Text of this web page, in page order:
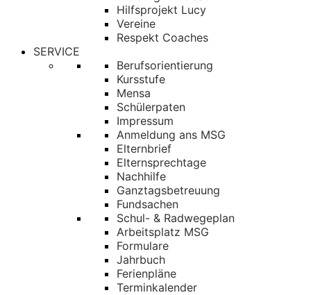
Hilfsprojekt Lucy
Vereine
Respekt Coaches
SERVICE
Berufsorientierung
Kursstufe
Mensa
Schülerpaten
Impressum
Anmeldung ans MSG
Elternbrief
Elternsprechtage
Nachhilfe
Ganztagsbetreuung
Fundsachen
Schul- & Radwegeplan
Arbeitsplatz MSG
Formulare
Jahrbuch
Ferienpläne
Terminkalender